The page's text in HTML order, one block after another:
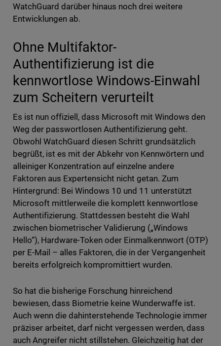
WatchGuard darüber hinaus noch drei weitere
Entwicklungen ab.
Ohne Multifaktor-
Authentifizierung ist die
kennwortlose Windows-Einwahl
zum Scheitern verurteilt
Es ist nun offiziell, dass Microsoft mit Windows den
Weg der passwortlosen Authentifizierung geht.
Obwohl WatchGuard diesen Schritt grundsätzlich
begrüßt, ist es mit der Abkehr von Kennwörtern und
alleiniger Konzentration auf einzelne andere
Faktoren aus Expertensicht nicht getan. Zum
Hintergrund: Bei Windows 10 und 11 unterstützt
Microsoft mittlerweile die komplett kennwortlose
Authentifizierung. Stattdessen besteht die Wahl
zwischen biometrischer Validierung („Windows
Hello“), Hardware-Token oder Einmalkennwort (OTP)
per E-Mail – alles Faktoren, die in der Vergangenheit
bereits erfolgreich kompromittiert wurden.
So hat die bisherige Forschung hinreichend
bewiesen, dass Biometrie keine Wunderwaffe ist.
Auch wenn die dahinterstehende Technologie immer
präziser arbeitet, darf nicht vergessen werden, dass
auch Angreifer nicht stillstehen. Gleichzeitig hat der